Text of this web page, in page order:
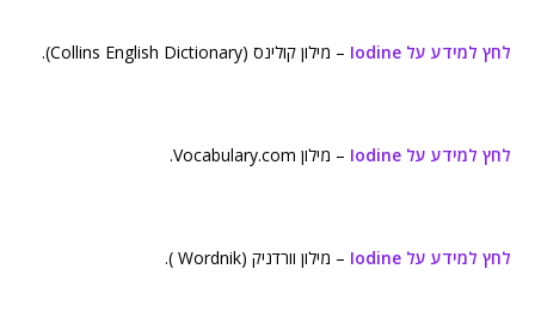
לחץ למידע על Iodine – מילון קולינס (Collins English Dictionary).
לחץ למידע על Iodine – מילון Vocabulary.com.
לחץ למידע על Iodine – מילון וורדניק (Wordnik ).